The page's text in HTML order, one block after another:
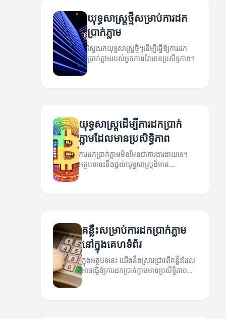
យុទ្ធសាស្រ្តថ្មីសម្រាប់ការដក
ប្រាក់ភ្លាម
ស្វែងរកយុទ្ធសាស្រ្តថ្មីៗដើម្បីធ្វើឱ្យការដក
ប្រាក់ភ្លាមរបស់អ្នកកាន់តែមានប្រសិទ្ធភាព។
យុទ្ធសាស្រ្តដើម្បីការដកប្រាក់
ភ្លាមដែលមានប្រសិទ្ធិភាព
ការដកប្រាក់ភ្លាមមិនមែនជាការងារងាយទេ។
អត្ថបទនេះនឹងផ្ដល់យុទ្ធសាស្រ្តដ៏មាន
គន្លឹះសម្រាប់ការដកប្រាក់ភ្លាម
នៅក្នុងគេហទំព័រ
ក្នុងអត្ថបទនេះ យើងនឹងស្រាវជ្រាវពីគន្លឹះដែល
អាចធ្វើឱ្យការដកប្រាក់ភ្លាមមានប្រសិទ្ធិភាព